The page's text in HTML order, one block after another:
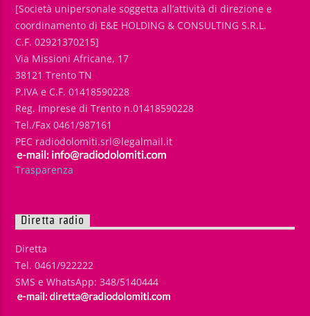
[Società unipersonale soggetta all’attività di direzione e
coordinamento di E&E HOLDING & CONSULTING S.R.L.
C.F. 02921370215]
Via Missioni Africane, 17
38121 Trento TN
P.IVA e C.F. 01418590228
Reg. Imprese di Trento n.01418590228
Tel./Fax 0461/987161
PEC radiodolomiti.srl@legalmail.it
Trasparenza
Diretta radio
Diretta
Tel. 0461/922222
SMS e WhatsApp: 348/5140444